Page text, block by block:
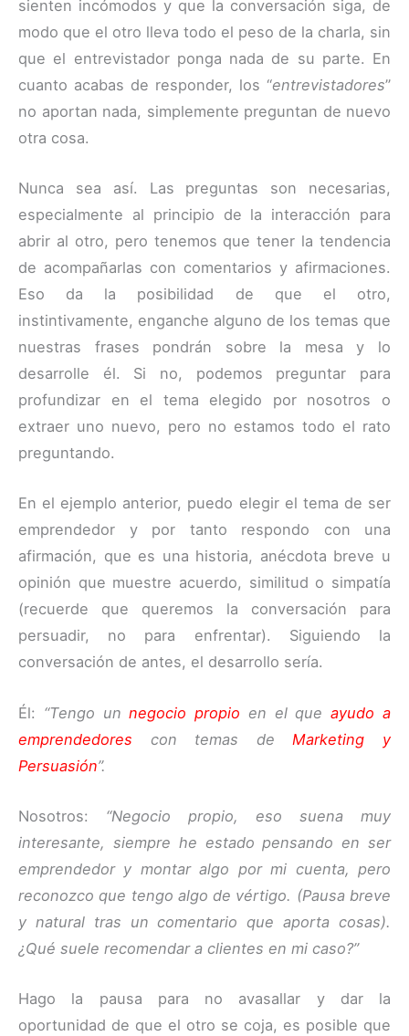
sienten incómodos y que la conversación siga, de
modo que el otro lleva todo el peso de la charla, sin
que el entrevistador ponga nada de su parte. En
cuanto acabas de responder, los “entrevistadores”
no aportan nada, simplemente preguntan de nuevo
otra cosa.
Nunca sea así. Las preguntas son necesarias,
especialmente al principio de la interacción para
abrir al otro, pero tenemos que tener la tendencia
de acompañarlas con comentarios y afirmaciones.
Eso da la posibilidad de que el otro,
instintivamente, enganche alguno de los temas que
nuestras frases pondrán sobre la mesa y lo
desarrolle él. Si no, podemos preguntar para
profundizar en el tema elegido por nosotros o
extraer uno nuevo, pero no estamos todo el rato
preguntando.
En el ejemplo anterior, puedo elegir el tema de ser
emprendedor y por tanto respondo con una
afirmación, que es una historia, anécdota breve u
opinión que muestre acuerdo, similitud o simpatía
(recuerde que queremos la conversación para
persuadir, no para enfrentar). Siguiendo la
conversación de antes, el desarrollo sería.
Él: “Tengo unnegocio propio en el queayudo a
emprendedores con temas de Marketing y
Persuasión”.
Nosotros: “Negocio propio, eso suena muy
interesante, siempre he estado pensando en ser
emprendedor y montar algo por mi cuenta, pero
reconozco que tengo algo de vértigo. (Pausa breve
y natural tras un comentario que aporta cosas).
¿Qué suele recomendar a clientes en mi caso?”
Hago la pausa para no avasallar y dar la
oportunidad de que el otro se coja, es posible que